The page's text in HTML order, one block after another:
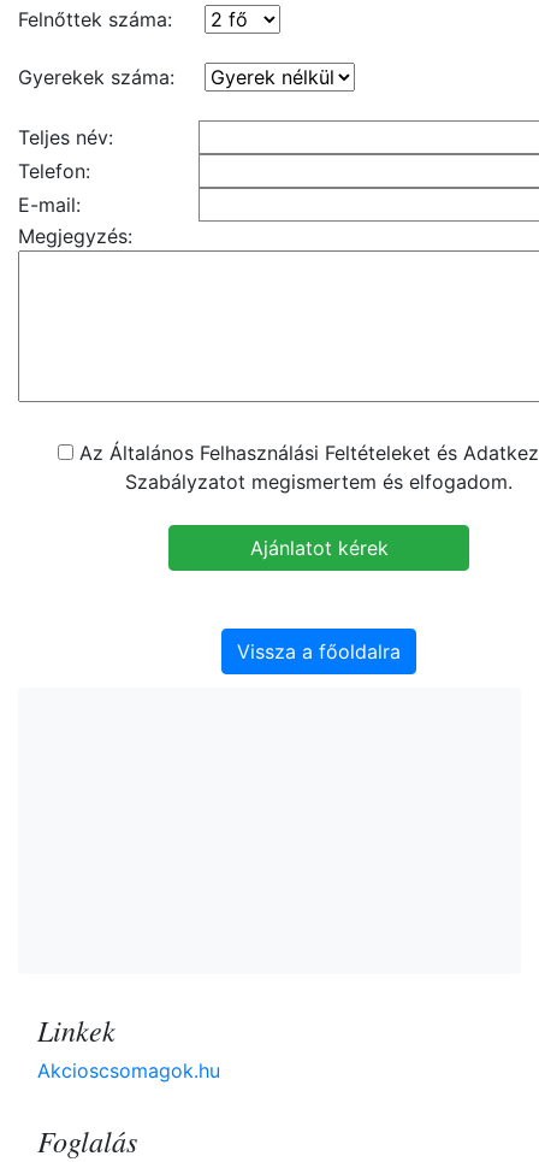
Felnőttek száma:
Gyerekek száma:
Teljes név:
Telefon:
E-mail:
Megjegyzés:
Az Általános Felhasználási Feltételeket és
Szabályzatot megismertem és elfogadom.
Vissza a főoldalra
Linkek
Akcioscsomagok.hu
Foglalás